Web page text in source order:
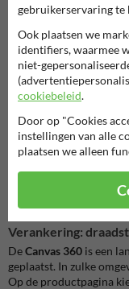
hoe mensen de bank
Zonder rugleuning
Ideaal langs
kanten zitten en de
Met rugleuning links
Handig als je de
Met twee
Interessant op
een ontmoetings- of
Wil je snel vergelijken
onze
Verankering:
DeCanvas 360 is een
geplaatst. In zulke
Op de productpagina
gebruikerservaring te
Ook plaatsen we
identifiers, waarmee
niet-
cookiebeleid.
Door op "Cookies
instellingen van alle
plaatsen we alleen